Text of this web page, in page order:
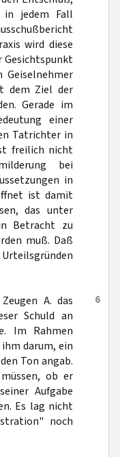
in jedem Fall
wird diese
Gesichtspunkt
Geiselnehmer
dem Ziel der
Gerade im
einer
Tatrichter in
freilich nicht
bei
in
ist damit
das unter
Betracht zu
muß. Daß
6
A. das
Schuld an
Im Rahmen
darum, ein
Ton angab.
ob er
Aufgabe
Es lag nicht
noch